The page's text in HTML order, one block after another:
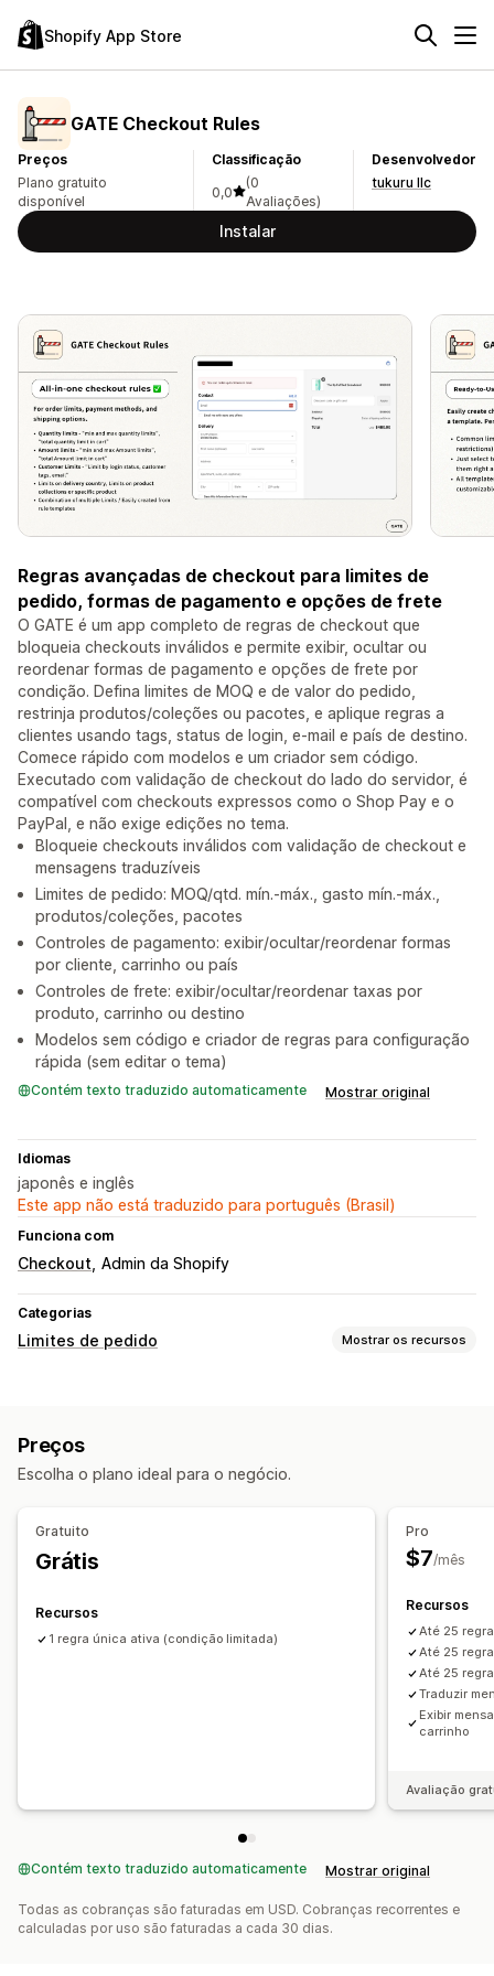
Shopify App Store
GATE Checkout Rules
Preços
Plano gratuito
disponível
Classificação
0,0
(0
Avaliações)
Desenvolvedor
tukuru llc
Instalar
Regras avançadas de checkout para limites de
pedido, formas de pagamento e opções de frete
O GATE é um app completo de regras de checkout que
bloqueia checkouts inválidos e permite exibir, ocultar ou
reordenar formas de pagamento e opções de frete por
condição. Defina limites de MOQ e de valor do pedido,
restrinja produtos/coleções ou pacotes, e aplique regras a
clientes usando tags, status de login, e-mail e país de destino.
Comece rápido com modelos e um criador sem código.
Executado com validação de checkout do lado do servidor, é
compatível com checkouts expressos como o Shop Pay e o
PayPal, e não exige edições no tema.
Bloqueie checkouts inválidos com validação de checkout e
mensagens traduzíveis
Limites de pedido: MOQ/qtd. mín.-máx., gasto mín.-máx.,
produtos/coleções, pacotes
Controles de pagamento: exibir/ocultar/reordenar formas
por cliente, carrinho ou país
Controles de frete: exibir/ocultar/reordenar taxas por
produto, carrinho ou destino
Modelos sem código e criador de regras para configuração
rápida (sem editar o tema)
Contém texto traduzido automaticamente Mostrar original
Idiomas
japonês e inglês
Este app não está traduzido para português (Brasil)
Funciona com
Checkout Admin da Shopify
Categorias
Limites de pedido Mostrar os recursos
Quantidade mínima
Específico do produto Específico da coleção
Configurações de notificação
Preços
Escolha o plano ideal para o negócio.
Gratuito
Grátis
Recursos
1 regra única ativa (condição limitada)
Pro
$7/mês
Recursos
Até 25
Até 25
Até 25
Traduzir
Exibir
carrinho
Avaliação
Contém texto traduzido automaticamente Mostrar original
Todas as cobranças são faturadas em USD. Cobranças recorrentes e
calculadas por uso são faturadas a cada 30 dias.